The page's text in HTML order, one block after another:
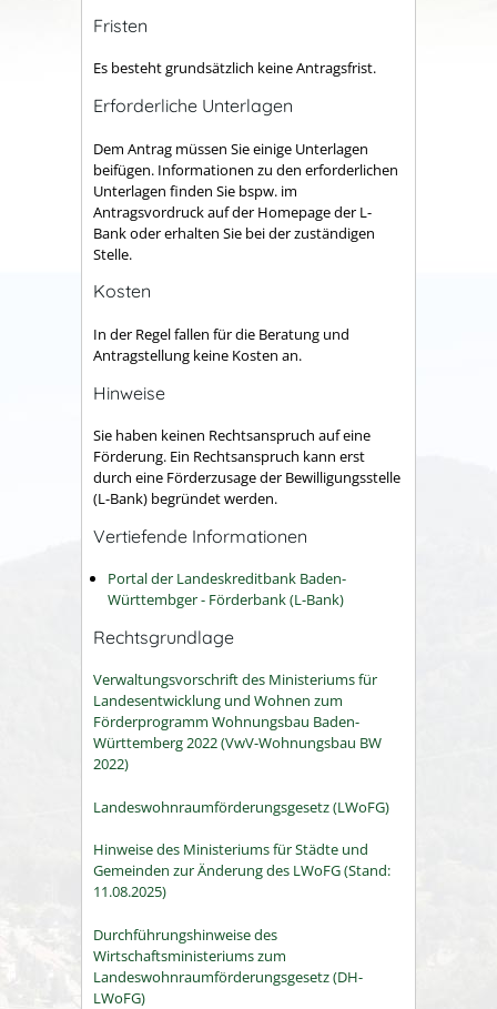
Fristen
Es besteht grundsätzlich keine Antragsfrist.
Erforderliche Unterlagen
Dem Antrag müssen Sie einige Unterlagen
beifügen. Informationen zu den erforderlichen
Unterlagen finden Sie bspw. im
Antragsvordruck auf der Homepage der L-
Bank oder erhalten Sie bei der zuständigen
Stelle.
Kosten
In der Regel fallen für die Beratung und
Antragstellung keine Kosten an.
Hinweise
Sie haben keinen Rechtsanspruch auf eine
Förderung. Ein Rechtsanspruch kann erst
durch eine Förderzusage der Bewilligungsstelle
(L-Bank) begründet werden.
Vertiefende Informationen
Portal der Landeskreditbank Baden-
Württembger - Förderbank (L-Bank)
Rechtsgrundlage
Verwaltungsvorschrift des Ministeriums für
Landesentwicklung und Wohnen zum
Förderprogramm Wohnungsbau Baden-
Württemberg 2022 (VwV-Wohnungsbau BW
2022)
Landeswohnraumförderungsgesetz (LWoFG)
Hinweise des Ministeriums für Städte und
Gemeinden zur Änderung des LWoFG (Stand:
11.08.2025)
Durchführungshinweise des
Wirtschaftsministeriums zum
Landeswohnraumförderungsgesetz (DH-
LWoFG)